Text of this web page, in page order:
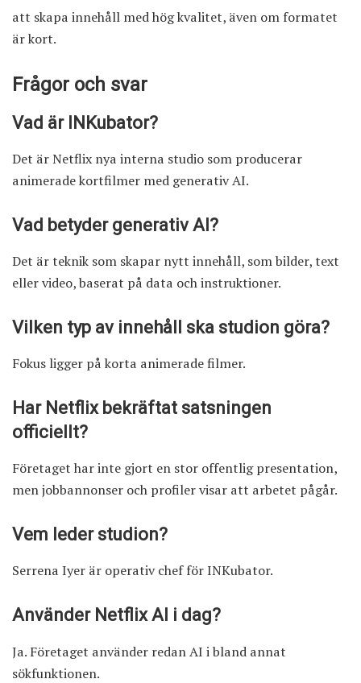
att skapa innehåll med hög kvalitet, även om formatet
är kort.
Frågor och svar
Vad är INKubator?
Det är Netflix nya interna studio som producerar
animerade kortfilmer med generativ AI.
Vad betyder generativ AI?
Det är teknik som skapar nytt innehåll, som bilder, text
eller video, baserat på data och instruktioner.
Vilken typ av innehåll ska studion göra?
Fokus ligger på korta animerade filmer.
Har Netflix bekräftat satsningen
officiellt?
Företaget har inte gjort en stor offentlig presentation,
men jobbannonser och profiler visar att arbetet pågår.
Vem leder studion?
Serrena Iyer är operativ chef för INKubator.
Använder Netflix AI i dag?
Ja. Företaget använder redan AI i bland annat
sökfunktionen.